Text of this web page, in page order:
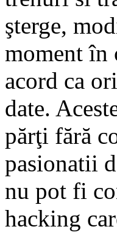
şterge,
moment în
acord ca
date.
părţi fără
pasionatii
nu pot fi
hacking